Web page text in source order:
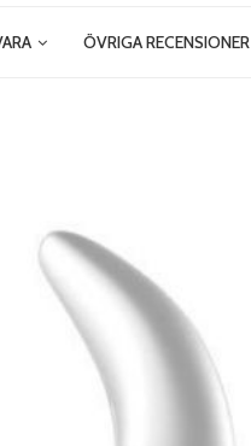
ÖVRIGA RECENSIONER